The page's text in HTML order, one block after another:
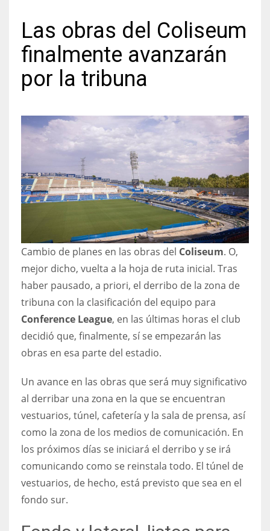
NYJ
24
IND
34
MIN
6
DEN
24
NE
16
Las obras del Coliseum
finalmente avanzarán
por la tribuna
Cambio de planes en las obras del Coliseum. O,
mejor dicho, vuelta a la hoja de ruta inicial. Tras
haber pausado, a priori, el derribo de la zona de
tribuna con la clasificación del equipo para
Conference League, en las últimas horas el club
decidió que, finalmente, sí se empezarán las
obras en esa parte del estadio.
Un avance en las obras que será muy significativo
al derribar una zona en la que se encuentran
vestuarios, túnel, cafetería y la sala de prensa, así
como la zona de los medios de comunicación. En
los próximos días se iniciará el derribo y se irá
comunicando como se reinstala todo. El túnel de
vestuarios, de hecho, está previsto que sea en el
fondo sur.